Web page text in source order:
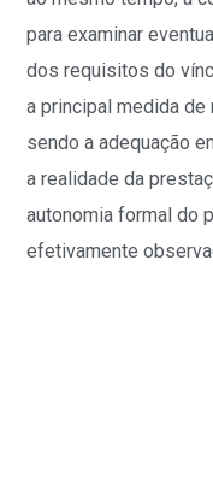
para examinar
dos requisitos do
a principal medida
sendo a adequação
a realidade da
autonomia formal do
efetivamente